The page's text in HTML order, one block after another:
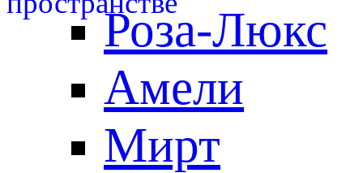
Роза-Люкс
Амели
Мирт